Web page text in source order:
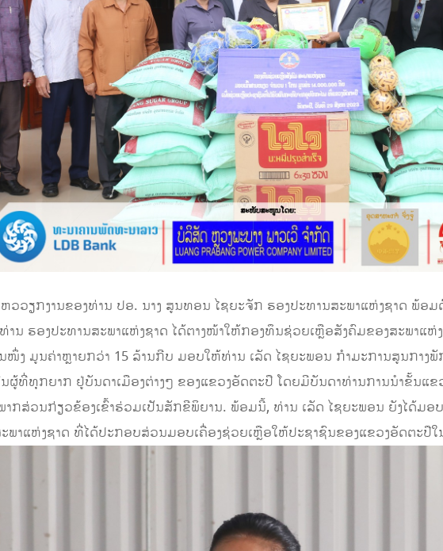
ວວຽກງານຂອງທ່ານ ປອ. ນາງ ສູນທອນ ໄຊຍະຈັກ ຮອງປະທານສະພາແຫ່ງຊາດ ພ້
ານ ຮອງປະທານສະພາແຫ່ງຊາດ ໄດ້ຕາງໜ້າໃຫ້ກອງທຶນຊ່ວຍເຫຼືອສັງຄົມຂອງສະພາແຫ່
ໜຶ່ງ ມູນຄ່າຫຼາຍກວ່າ 15 ລ້ານກີບ ມອບໃຫ້ທ່ານ ເລັດ ໄຊຍະພອນ ກຳມະການສູນກາງພັ
ຜູ້ທີ່ທຸກຍາກ ຢູ່ບັນດາເມືອງຕ່າງໆ ຂອງແຂວງອັດຕະປື ໂດຍມີບັນດາທ່ານການນຳຂັ້ນແຂ
າກສ່ວນກ່ຽວຂ້ອງເຂົ້າຮ່ວມເປັນສັກຂີພິຍານ. ພ້ອມນີ້, ທ່ານ ເລັດ ໄຊຍະພອນ ຍັງໄດ້ມອ
ພາແຫ່ງຊາດ ທີ່ໄດ້ປະກອບສ່ວນມອບເຄື່ອງຊ່ວຍເຫຼືອໃຫ້ປະຊາຊົນຂອງແຂວງອັດຕະປືໃ